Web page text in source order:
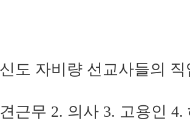
도 자비량 선교사들의
근무 2. 의사 3. 고용인